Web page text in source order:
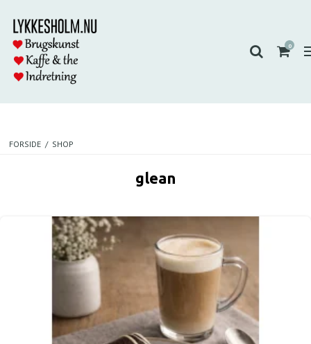
0
FORSIDE / SHOP
glean